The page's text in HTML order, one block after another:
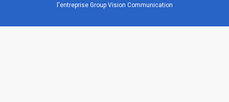
l'entreprise Group Vision Communication